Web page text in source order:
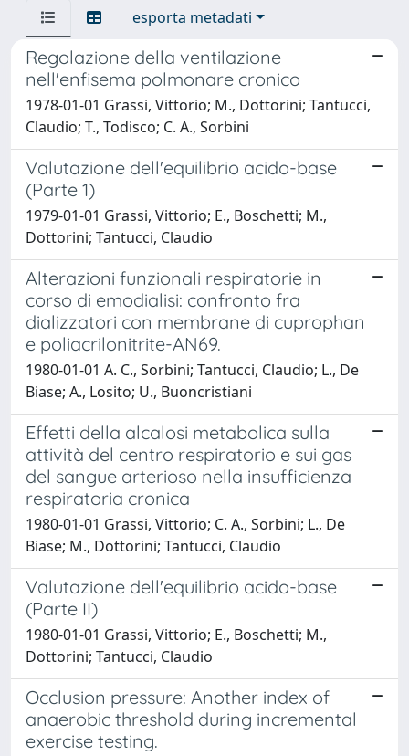
esporta metadati
Regolazione della ventilazione
nell'enfisema polmonare cronico
1978-01-01 Grassi, Vittorio; M., Dottorini; Tantucci,
Claudio; T., Todisco; C. A., Sorbini
Valutazione dell'equilibrio acido-base
(Parte 1)
1979-01-01 Grassi, Vittorio; E., Boschetti; M.,
Dottorini; Tantucci, Claudio
Alterazioni funzionali respiratorie in
corso di emodialisi: confronto fra
dializzatori con membrane di cuprophan
e poliacrilonitrite-AN69.
1980-01-01 A. C., Sorbini; Tantucci, Claudio; L., De
Biase; A., Losito; U., Buoncristiani
Effetti della alcalosi metabolica sulla
attività del centro respiratorio e sui gas
del sangue arterioso nella insufficienza
respiratoria cronica
1980-01-01 Grassi, Vittorio; C. A., Sorbini; L., De
Biase; M., Dottorini; Tantucci, Claudio
Valutazione dell'equilibrio acido-base
(Parte II)
1980-01-01 Grassi, Vittorio; E., Boschetti; M.,
Dottorini; Tantucci, Claudio
Occlusion pressure: Another index of
anaerobic threshold during incremental
exercise testing.